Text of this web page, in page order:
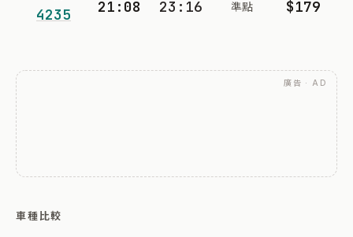
4235 21:08 23:16 準點 $179
廣告 · AD
車種比較